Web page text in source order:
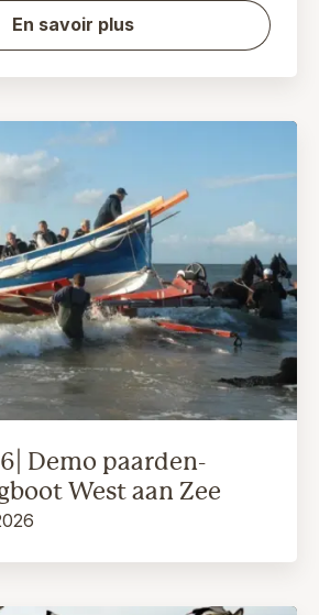
En savoir plus
Demo paarden-
West aan Zee